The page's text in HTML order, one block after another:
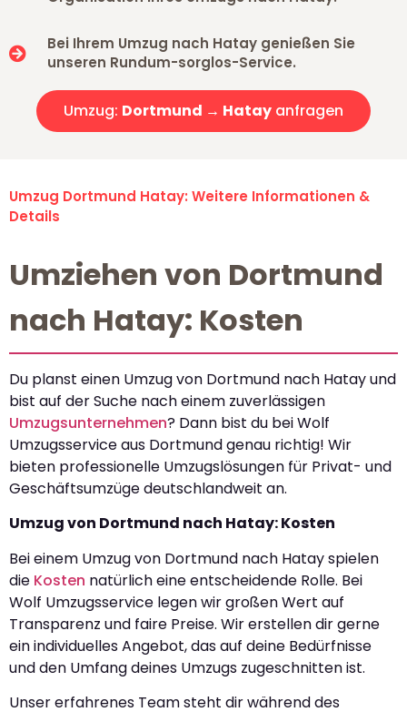
Bei Ihrem Umzug nach Hatay genießen Sie
unseren Rundum-sorglos-Service.
Umzug: Dortmund → Hatay anfragen
Umzug Dortmund Hatay: Weitere Informationen &
Details
Umziehen von Dortmund
nach Hatay: Kosten
Du planst einen Umzug von Dortmund nach Hatay und
bist auf der Suche nach einem zuverlässigen
Umzugsunternehmen? Dann bist du bei Wolf
Umzugsservice aus Dortmund genau richtig! Wir
bieten professionelle Umzugslösungen für Privat- und
Geschäftsumzüge deutschlandweit an.
Umzug von Dortmund nach Hatay: Kosten
Bei einem Umzug von Dortmund nach Hatay spielen
die Kosten natürlich eine entscheidende Rolle. Bei
Wolf Umzugsservice legen wir großen Wert auf
Transparenz und faire Preise. Wir erstellen dir gerne
ein individuelles Angebot, das auf deine Bedürfnisse
und den Umfang deines Umzugs zugeschnitten ist.
Unser erfahrenes Team steht dir während des